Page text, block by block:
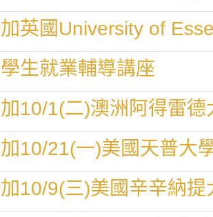
英國University of
生就業輔導講座
10/1(二)澳洲阿得雷德
10/21(一)美國天普大
10/9(三)美國辛辛納提